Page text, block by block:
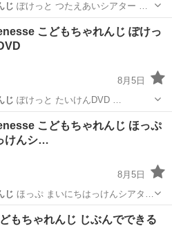
じ ぽけっと つたえあいシアター …
ぽけっと
こどもちゃれんじ ぽけっ
8月5日
じ
ぽけっと
こどもちゃれんじ ほっぷ
けんシ…
8月5日
じ ほっぷ まいにちはっけんシアタ…
レイ シアター
もちゃれんじ じぶんでできる